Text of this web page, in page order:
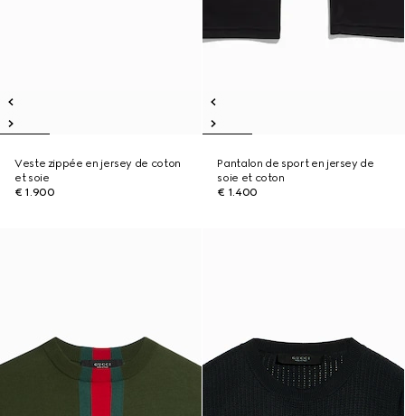
Veste zippée en jersey de coton
et soie
€ 1.900
Pantalon de sport en jersey de
soie et coton
€ 1.400